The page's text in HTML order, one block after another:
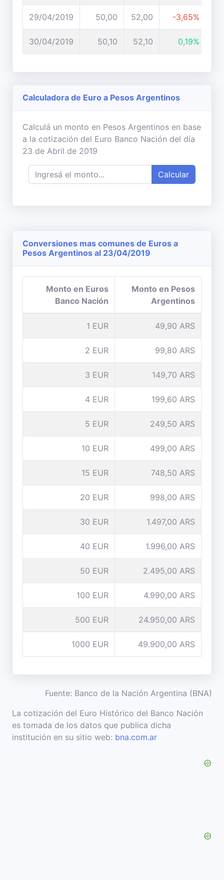
29/04/2019 50,00 52,00 -3,65%
30/04/2019 50,10 52,10 0,19%
Calculadora de Euro a Pesos Argentinos
Calculá un monto en Pesos Argentinos en base
a la cotización del Euro Banco Nación del día
23 de Abril de 2019
Calcular
Conversiones mas comunes de Euros a
Pesos Argentinos al 23/04/2019
Monto en Euros
Banco Nación
Monto en Pesos
Argentinos
1 EUR 49,90 ARS
2 EUR 99,80 ARS
3 EUR 149,70 ARS
4 EUR 199,60 ARS
5 EUR 249,50 ARS
10 EUR 499,00 ARS
15 EUR 748,50 ARS
20 EUR 998,00 ARS
30 EUR 1.497,00 ARS
40 EUR 1.996,00 ARS
50 EUR 2.495,00 ARS
100 EUR 4.990,00 ARS
500 EUR 24.950,00 ARS
1000 EUR 49.900,00 ARS
Fuente: Banco de la Nación Argentina (BNA)
La cotización del Euro Histórico del Banco Nación
es tomada de los datos que publica dicha
institución en su sitio web: bna.com.ar